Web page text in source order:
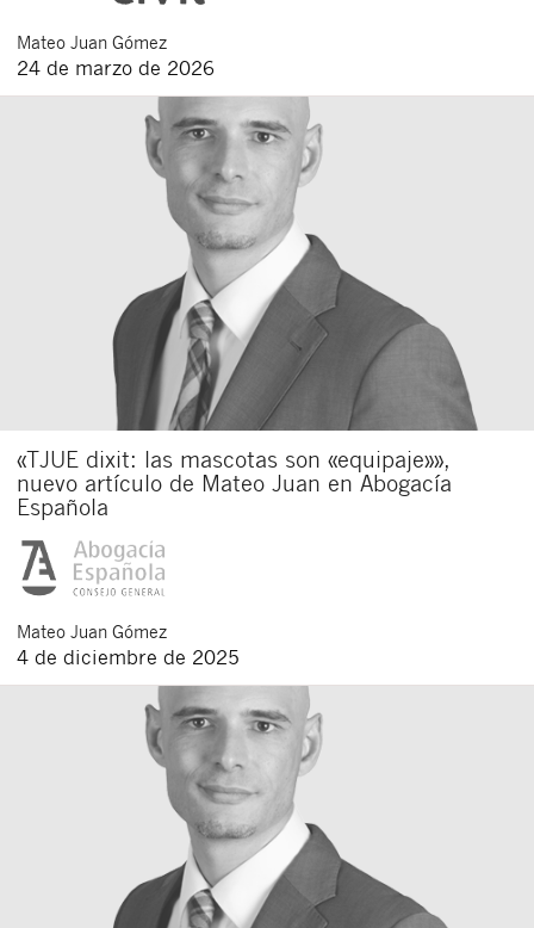
Mateo Juan Gómez
24 de marzo de 2026
«TJUE dixit: las mascotas son «equipaje»»,
nuevo artículo de Mateo Juan en Abogacía
Española
Mateo Juan Gómez
4 de diciembre de 2025